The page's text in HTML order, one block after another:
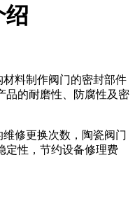
绍
料制作阀门的密封部件
品的耐磨性、防腐性及密
修更换次数，陶瓷阀门
定性，节约设备修理费